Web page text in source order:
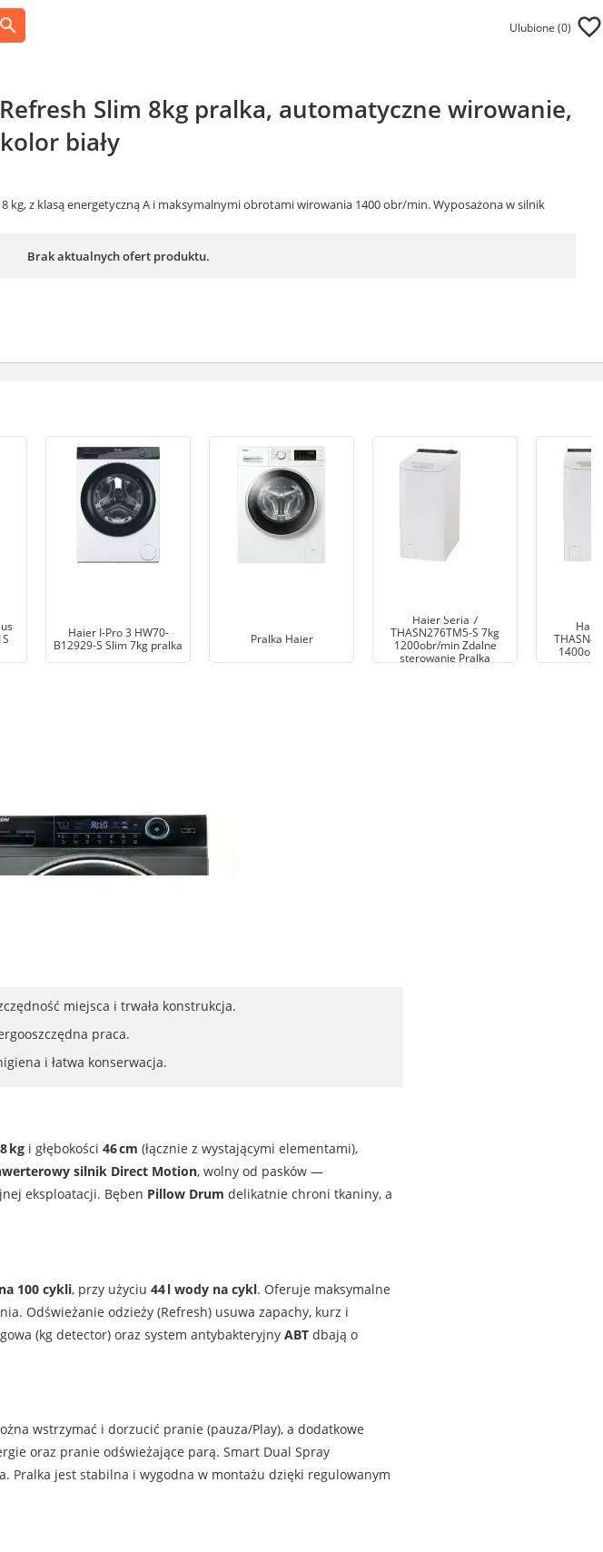
Ulubione (0)
Slim 8kg pralka, automatyczne wirowanie,
biały
kg, z klasą energetyczną A i maksymalnymi obrotami wirowania 1400 obr/min. Wyposażona w silnik
Brak aktualnych ofert produktu.
Haier I-Pro 3 HW70-
B12929-S Slim 7kg pralka
Pralka Haier
Haier Seria 7
THASN276TM5-S 7kg
1200obr/min Zdalne
sterowanie Pralka
miejsca i trwała konstrukcja.
praca.
i łatwa konserwacja.
kgi głębokości 46 cm (łącznie z wystającymi elementami),
silnik Direct Motion, wolny od pasków —
eksploatacji. Bęben Pillow Drum delikatnie chroni tkaniny, a
100 cykli, przy użyciu 44 l wody na cykl. Oferuje maksymalne
Odświeżanie odzieży (Refresh) usuwa zapachy, kurz i
(kg detector) oraz system antybakteryjny ABTdbają o
wstrzymać i dorzucić pranie (pauza/Play), a dodatkowe
oraz pranie odświeżające parą. Smart Dual Spray
Pralka jest stabilna i wygodna w montażu dzięki regulowanym